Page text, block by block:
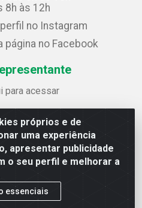
próprios e de
uma experiência
apresentar publicidade
o seu perfil e melhorar a
essenciais
8h às 12h
no Instagram
no Facebook
para acessar
Novolar Ltda
- Prazeres - Jaboatão dos
- CEP 54.325-610
0013-70